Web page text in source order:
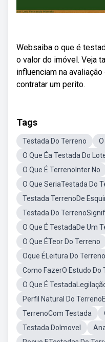
Websaiba o que é
o valor do imóvel. Veja
influenciam na
contratar um perito.
Tags
Testada Do Terreno
O Que Éa Testada Do
O Que É TerrenoInter No
O Que SeriaTestada Do
Testada TerrenoDe
Testada Do
O Que É TestadaDe Um
O Que ÉTeor Do Terreno
Oque ÉLeitura Do Terreno
Como FazerO Estudo Do
O Que É
Perfil Natural Do
TerrenoCom Testada
Testada DoImovel